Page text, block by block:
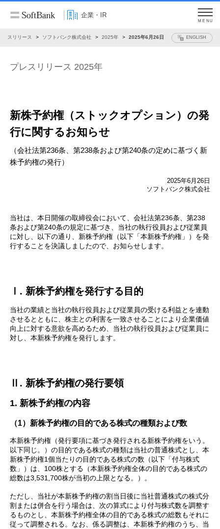
企業・IR
MENU
レスリリース ソフトバンク株式会社 2025年 2025年6月26日 ENGLISH
プレスリリース 2025年
新株予約権（ストックオプション）の発
行に関するお知らせ
（会社法第236条、第238条および第240条の定めに基づく新
株予約権の発行）
2025年6月26日
ソフトバンク株式会社
当社は、本日開催の取締役会において、会社法第236条、第238
条および第240条の規定に基づき、当社の執行役員および従業員
に対し、以下の通り、新株予約権（以下「本新株予約権」）を発
行することを決議しましたので、お知らせします。
Ⅰ. 新株予約権を発行する目的
当社の業績と当社の執行役員および従業員の受ける利益とを連動
させるとともに、株主との利害を一致させることにより企業価値
向上に対する意欲を高めるため、当社の執行役員および従業員に
対し、本新株予約権を発行します。
Ⅱ. 新株予約権の発行要領
1. 新株予約権の内容
（1）新株予約権の目的である株式の種類および数
本新株予約権（発行要項に基づき発行される新株予約権をいう。
以下同じ。）の目的である株式の種類は当社の普通株式とし、本
新株予約権1個当たりの目的である株式の数（以下「付与株式
数」）は、100株とする（本新株予約権全体の目的である株式の
総数は3,531,700株が当初の上限となる。）。
ただし、当社が本新株予約権の割当日後に当社普通株式の株式分
割または併合を行う場合は、次の算式により付与株式数を調整す
るものとし、本新株予約権全体の目的である株式の総数もそれに
従って調整される。なお、係る調整は、本新株予約権のうち、当